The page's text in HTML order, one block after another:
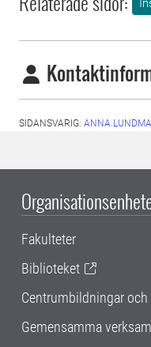
SIDANSVARIG:
Fakulteter
Biblioteket
Centrumbildningar
Gemensamma